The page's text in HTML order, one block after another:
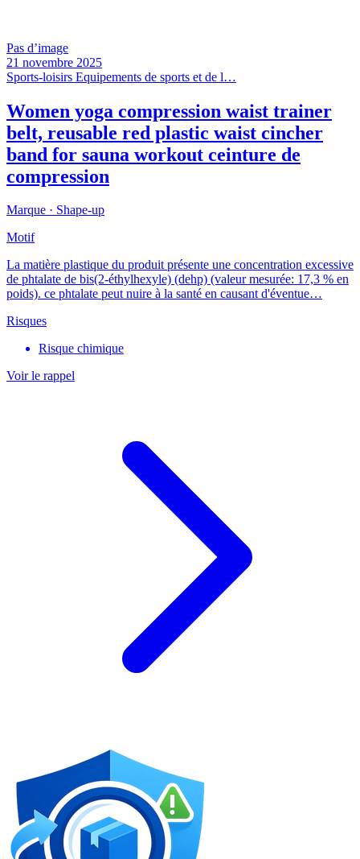
Pas d’image
21 novembre 2025
Sports-loisirs Equipements de sports et de l…
Women yoga compression waist trainer
belt, reusable red plastic waist cincher
band for sauna workout ceinture de
compression
Marque · Shape-up
Motif
La matière plastique du produit présente une concentration excessive
de phtalate de bis(2-éthylhexyle) (dehp) (valeur mesurée: 17,3 % en
poids). ce phtalate peut nuire à la santé en causant d'éventue…
Risques
Risque chimique
Voir le rappel